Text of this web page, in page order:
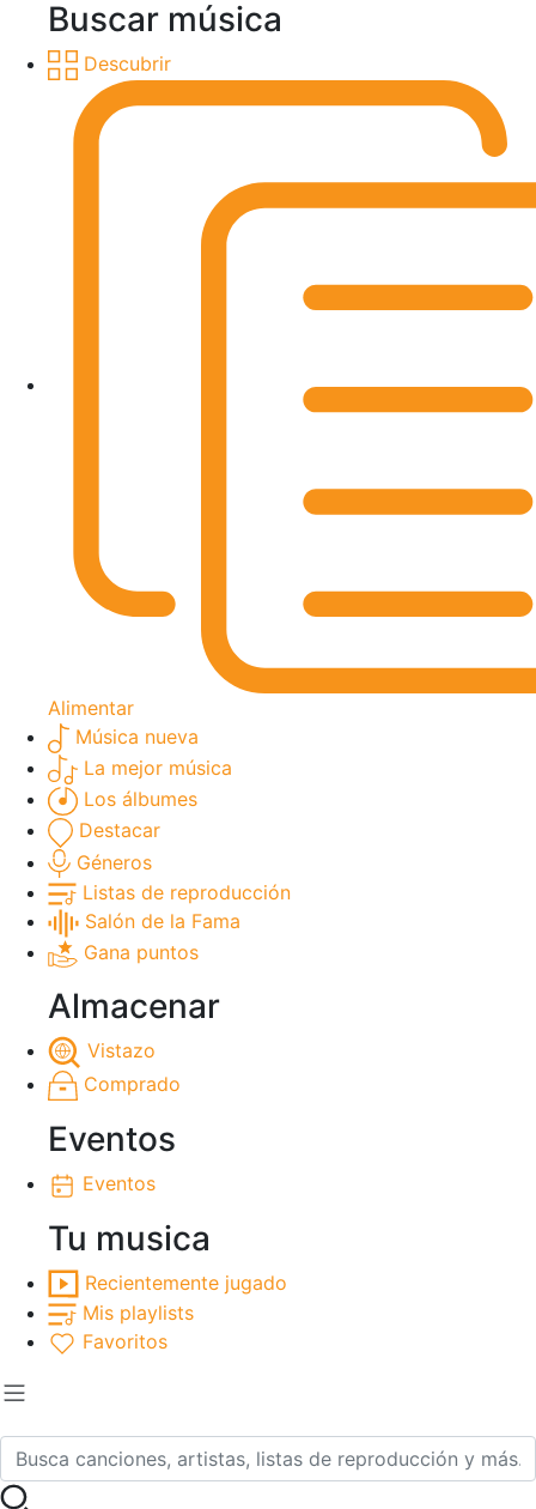
Buscar música
Descubrir
Alimentar
Música nueva
La mejor música
Los álbumes
Destacar
Géneros
Listas de reproducción
Salón de la Fama
Gana puntos
Almacenar
Vistazo
Comprado
Eventos
Eventos
Tu musica
Recientemente jugado
Mis playlists
Favoritos